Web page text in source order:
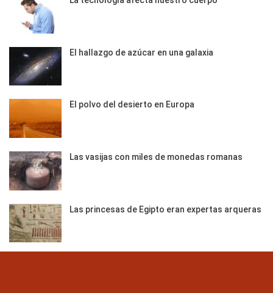
El hallazgo de azúcar en una galaxia
El polvo del desierto en Europa
Las vasijas con miles de monedas romanas
Las princesas de Egipto eran expertas arqueras